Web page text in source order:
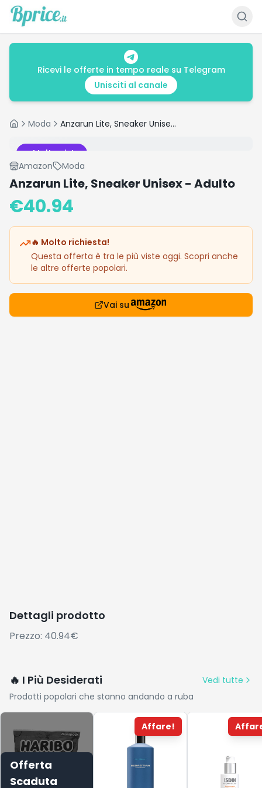
Ricevi le offerte in tempo reale su Telegram
Unisciti al canale
HomeModa Anzarun Lite, Sneaker Unisex - Adulto
Molto visto
Amazon
Moda
Anzarun Lite, Sneaker Unisex - Adulto
€40.94
🔥 Molto richiesta!
Questa offerta è tra le più viste oggi. Scopri anche
le altre offerte popolari.
Vai su
Dettagli prodotto
Prezzo: 40.94€
🔥 I Più Desiderati
Vedi tutte
Prodotti popolari che stanno andando a ruba
Offerta
Scaduta
Affare!